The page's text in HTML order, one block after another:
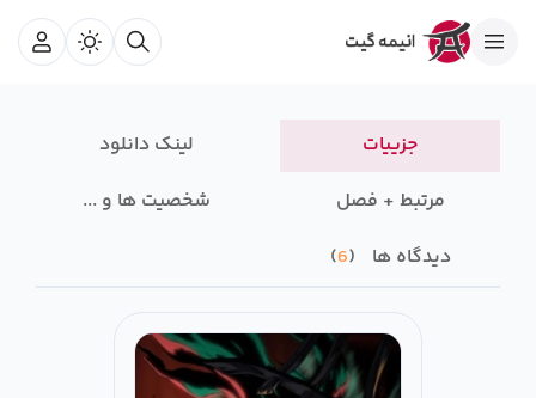
جزییات
لینک دانلود
مرتبط + فصل
شخصیت ها و ...
دیدگاه ها
6